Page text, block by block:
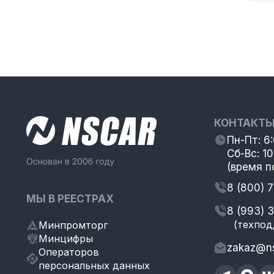
МЫ В РЕЕСТРАХ
Минпромторг
Минцифры
Операторов
персональных данных
Пн-Пт:
Сб-Вс:
(время
8 (800)
8 (993)